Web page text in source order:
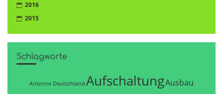
2016
2015
Schlagworte
Antenne Deutschland AufschaltungAusbau